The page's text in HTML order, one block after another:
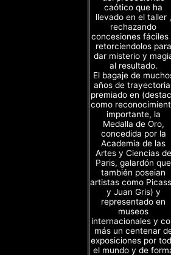
caótico que ha
llevado en el taller ,
rechazando
concesiones fáciles
retorciendolos para
dar misterio y
al resultado.
El bagaje de
años de
premiado en
como
importante, la
Medalla de Oro,
concedida por la
Academia de las
Artes y Ciencias de
Paris, galardón que
también poseian
artistas como
y Juan Gris) y
representado en
museos
internacionales y
más un centenar
exposiciones por
el mundo y de